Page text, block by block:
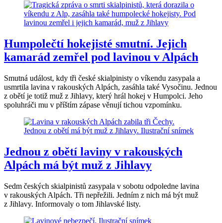
Humpolečtí hokejisté smutní. Jejich
kamarád zemřel pod lavinou v Alpách
Smutná událost, kdy tři české skialpinisty o víkendu zasypala a
usmrtila lavina v rakouských Alpách, zasáhla také Vysočinu. Jednou
z obětí je totiž muž z Jihlavy, který hrál hokej v Humpolci. Jeho
spoluhráči mu v příštím zápase věnují tichou vzpomínku.
Jednou z obětí laviny v rakouských
Alpách má být muž z Jihlavy
Sedm českých skialpinistů zasypala v sobotu odpoledne lavina
v rakouských Alpách. Tři nepřežili. Jedním z nich má být muž
z Jihlavy. Informovaly o tom Jihlavské listy.